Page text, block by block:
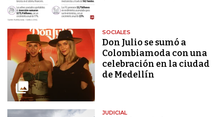
SOCIALES
Don Julio se sumó a
Colombiamoda con una
celebración en la ciudad
de Medellín
JUDICIAL